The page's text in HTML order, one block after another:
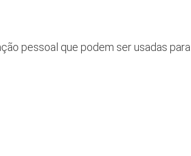
pessoal que podem ser usadas para